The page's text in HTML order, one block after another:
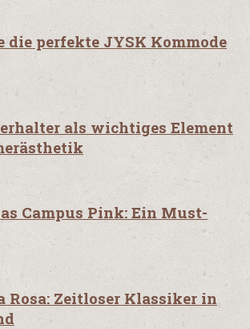
die perfekte JYSK Kommode
als wichtiges Element
Campus Pink: Ein Must-
Rosa: Zeitloser Klassiker in